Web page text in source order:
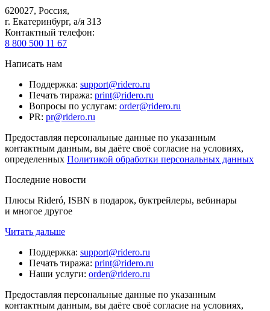
620027, Россия,
г. Екатеринбург, а/я 313
Контактный телефон:
8 800 500 11 67
Написать нам
Поддержка: support@ridero.ru
Печать тиража: print@ridero.ru
Вопросы по услугам: order@ridero.ru
PR: pr@ridero.ru
Предоставляя персональные данные по указанным
контактным данным, вы даёте своё согласие на условиях,
определенных Политикой обработки персональных данных
Последние новости
Плюсы Rideró, ISBN в подарок, буктрейлеры, вебинары
и многое другое
Читать дальше
Поддержка: support@ridero.ru
Печать тиража: print@ridero.ru
Наши услуги: order@ridero.ru
Предоставляя персональные данные по указанным
контактным данным, вы даёте своё согласие на условиях,